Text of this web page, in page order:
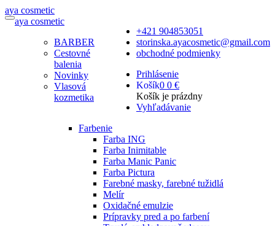
aya cosmetic
+421 904853051
storinska.ayacosmetic@gmail.com
obchodné podmienky
Prihlásenie
Košík0 0 €
Košík je prázdny
Vyhľadávanie
aya cosmetic
BARBER
Cestovné
balenia
Novinky
Vlasová
kozmetika
Farbenie
Farba ING
Farba Inimitable
Farba Manic Panic
Farba Pictura
Farebné masky, farebné tužidlá
Melír
Oxidačné emulzie
Prípravky pred a po farbení